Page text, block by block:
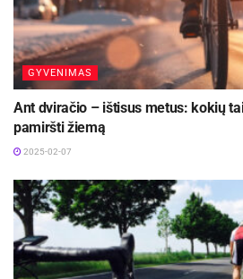
GYVENIMAS
Ant dviračio – ištisus metus: kokių
pamiršti žiemą
2025-02-07